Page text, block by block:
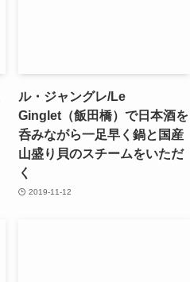
ル・ジャングレ/Le
Ginglet（飯田橋）で日本酒を
呑みながら一足早く鍋と国産
山盛り貝のスチームをいただ
く
2019-11-12